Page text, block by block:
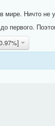
Ничто не
первого.